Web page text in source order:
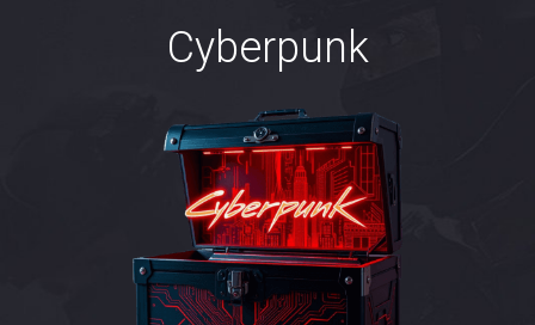
Cyberpunk